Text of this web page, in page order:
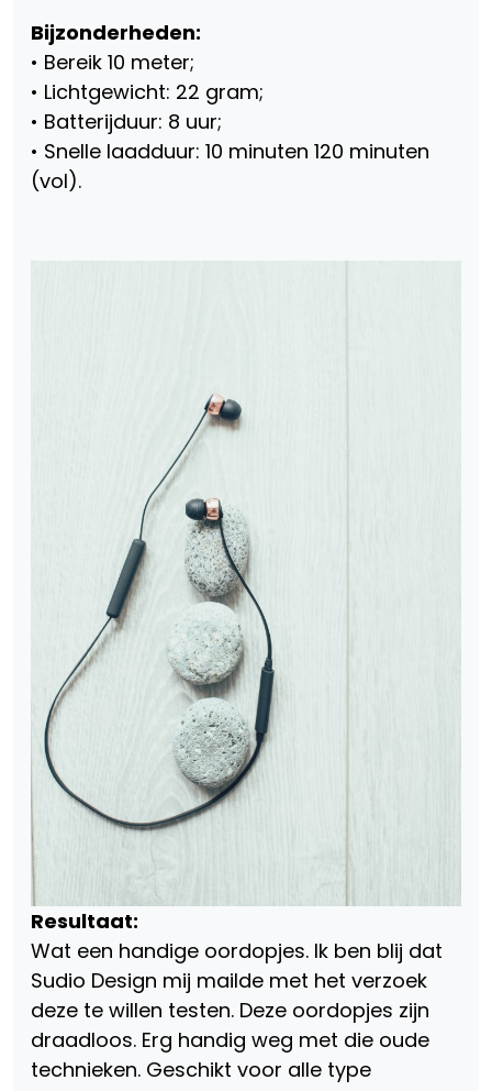
Bijzonderheden:
• Bereik 10 meter;
• Lichtgewicht: 22 gram;
• Batterijduur: 8 uur;
• Snelle laadduur: 10 minuten 120 minuten
(vol).
Resultaat:
Wat een handige oordopjes. Ik ben blij dat
Sudio Design mij mailde met het verzoek
deze te willen testen. Deze oordopjes zijn
draadloos. Erg handig weg met die oude
technieken. Geschikt voor alle type